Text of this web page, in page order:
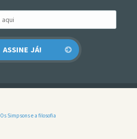
Os Simpsons e a filosofia